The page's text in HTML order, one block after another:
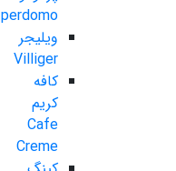
perdomo
ویلیجر
Villiger
کافه
کریم
Cafe
Creme